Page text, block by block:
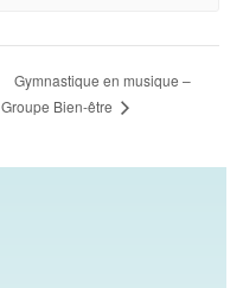
Gymnastique en musique –
Groupe Bien-être